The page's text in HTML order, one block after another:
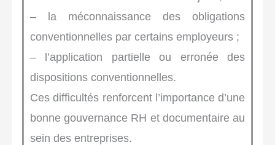
– la méconnaissance des obligations
conventionnelles par certains employeurs ;
– l’application partielle ou erronée des
dispositions conventionnelles.
Ces difficultés renforcent l’importance d’une
bonne gouvernance RH et documentaire au
sein des entreprises.